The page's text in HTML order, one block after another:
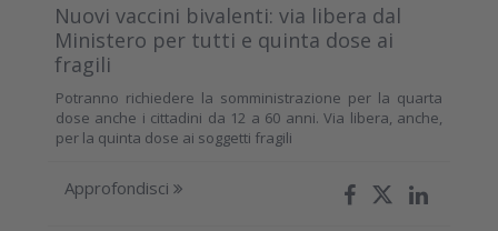
Nuovi vaccini bivalenti: via libera dal
Ministero per tutti e quinta dose ai
fragili
Potranno richiedere la somministrazione per la quarta
dose anche i cittadini da 12 a 60 anni. Via libera, anche,
per la quinta dose ai soggetti fragili
Approfondisci